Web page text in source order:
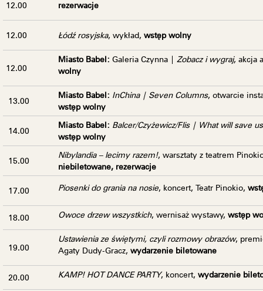
12.00
rezerwacje
12.00 Łódź rosyjska, wykład, wstęp wolny
12.00
Miasto Babel: Galeria Czynna | Zobacz i wygraj, akcja
wolny
13.00
Miasto Babel: InChina | Seven Columns, otwarcie
wstęp wolny
14.00
Miasto Babel: Balcer/Czyżewicz/Flis | What will save us
wstęp wolny
15.00
Nibylandia – lecimy razem!, warsztaty z teatrem
niebiletowane, rezerwacje
17.00 Piosenki do grania na nosie, koncert, Teatr Pinokio,
18.00 Owoce drzew wszystkich, wernisaż wystawy, wstęp
19.00
Ustawienia ze świętymi, czyli rozmowy obrazów,
Agaty Dudy-Gracz, wydarzenie biletowane
20.00 KAMP! HOT DANCE PARTY, koncert, wydarzenie